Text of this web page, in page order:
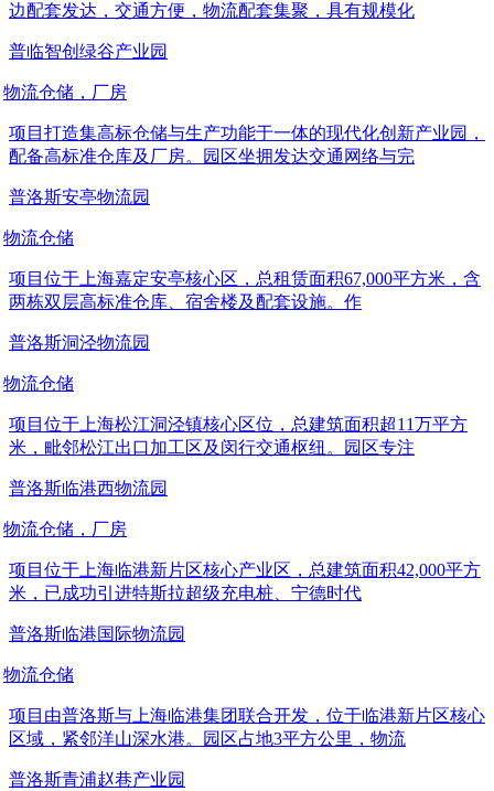
边配套发达，交通方便，物流配套集聚，具有规模化
普临智创绿谷产业园
物流仓储，厂房
项目打造集高标仓储与生产功能于一体的现代化创新产业园，
配备高标准仓库及厂房。园区坐拥发达交通网络与完
普洛斯安亭物流园
物流仓储
项目位于上海嘉定安亭核心区，总租赁面积67,000平方米，含
两栋双层高标准仓库、宿舍楼及配套设施。作
普洛斯洞泾物流园
物流仓储
项目位于上海松江洞泾镇核心区位，总建筑面积超11万平方
米，毗邻松江出口加工区及闵行交通枢纽。园区专注
普洛斯临港西物流园
物流仓储，厂房
项目位于上海临港新片区核心产业区，总建筑面积42,000平方
米，已成功引进特斯拉超级充电桩、宁德时代
普洛斯临港国际物流园
物流仓储
项目由普洛斯与上海临港集团联合开发，位于临港新片区核心
区域，紧邻洋山深水港。园区占地3平方公里，物流
普洛斯青浦赵巷产业园